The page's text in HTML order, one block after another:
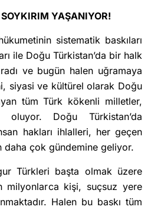
YAŞANIYOR!
sistematik baskıları
ile Doğu Türkistan’da bir halk
ve bugün halen uğramaya
siyasi ve kültürel olarak Doğu
tüm Türk kökenli milletler,
oluyor. Doğu Türkistan’da
hakları ihlalleri, her geçen
daha çok gündemine geliyor.
Türkleri başta olmak üzere
milyonlarca kişi, suçsuz yere
Halen bu baskı tüm